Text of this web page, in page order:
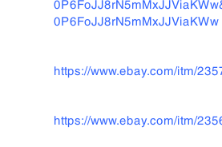
0P6FoJJ8rN5mMxJJViaKWw
https://www.ebay.com/itm/
https://www.ebay.com/itm/